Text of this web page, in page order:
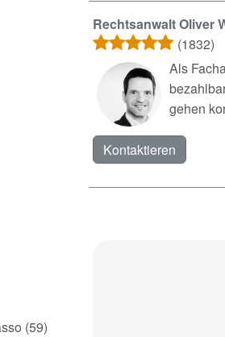
(59)
Rechtsanwalt Oliver
(1832)
Als
gehen
Kontaktieren